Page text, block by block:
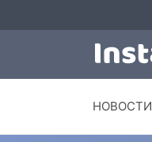
НОВОСТИ